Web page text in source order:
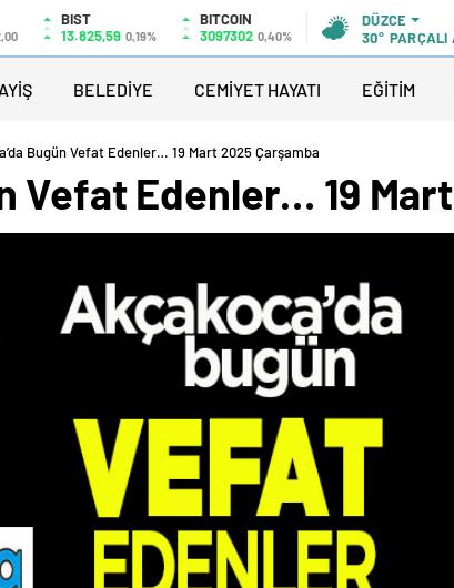
BIST
13.825,59 0,19%
BITCOIN
3097302 0,40%
DÜZCE
30° PARÇALI
BELEDİYE CEMİYET HAYATI EĞİTİM
Bugün Vefat Edenler… 19 Mart 2025 Çarşamba
Vefat Edenler… 19